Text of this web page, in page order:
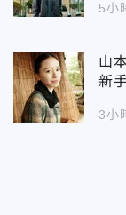
5小
山
新
3小